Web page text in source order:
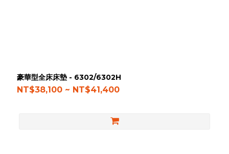
豪華型全床床墊 - 6302/6302H
NT$38,100 ~ NT$41,400